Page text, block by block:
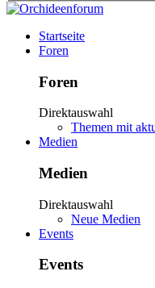
Startseite
Foren
Foren
Direktauswahl
Themen mit
Medien
Medien
Direktauswahl
Neue Medien
Events
Events